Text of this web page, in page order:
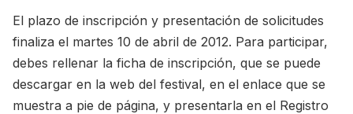
El plazo de inscripción y presentación de solicitudes
finaliza el martes 10 de abril de 2012. Para participar,
debes rellenar la ficha de inscripción, que se puede
descargar en la web del festival, en el enlace que se
muestra a pie de página, y presentarla en el Registro